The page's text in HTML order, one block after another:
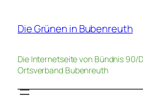
Die Grünen in Bubenreuth
Die Internetseite von Bündnis 90/
Ortsverband Bubenreuth